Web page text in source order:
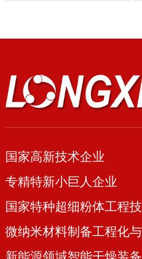
国家高新技术企业
专精特新小巨人企业
国家特种超细粉体工程
微纳米材料制备工程化